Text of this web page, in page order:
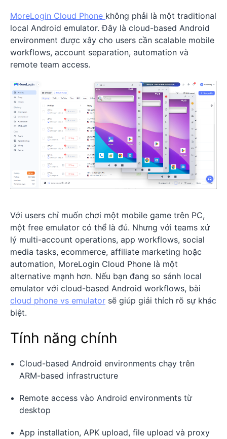
MoreLogin Cloud Phone không phải là một traditional
local Android emulator. Đây là cloud-based Android
environment được xây cho users cần scalable mobile
workflows, account separation, automation và
remote team access.
Với users chỉ muốn chơi một mobile game trên PC,
một free emulator có thể là đủ. Nhưng với teams xử
lý multi-account operations, app workflows, social
media tasks, ecommerce, affiliate marketing hoặc
automation, MoreLogin Cloud Phone là một
alternative mạnh hơn. Nếu bạn đang so sánh local
emulator với cloud-based Android workflows, bài
cloud phone vs emulator sẽ giúp giải thích rõ sự khác
biệt.
Tính năng chính
Cloud-based Android environments chạy trên
ARM-based infrastructure
Remote access vào Android environments từ
desktop
App installation, APK upload, file upload và proxy